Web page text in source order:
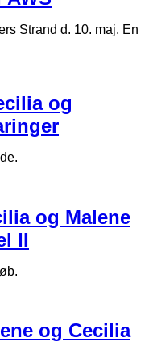
Strand d. 10. maj. En
og
og Malene
II
og Cecilia